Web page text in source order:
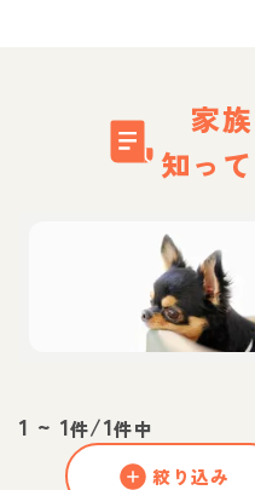
家
知っ
1 ~ 1件/1件中
絞り込み